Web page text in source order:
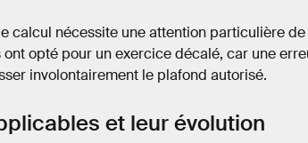
calcul nécessite une attention particulière
opté pour un exercice décalé, car une
involontairement le plafond autorisé.
et leur évolution